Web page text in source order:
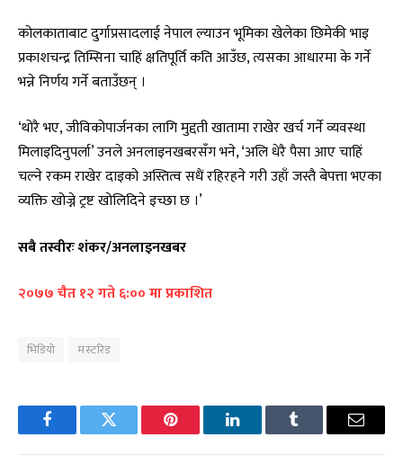
कोलकाताबाट दुर्गाप्रसादलाई नेपाल ल्याउन भूमिका खेलेका छिमेकी भाइ
प्रकाशचन्द्र तिम्सिना चाहिं क्षतिपूर्ति कति आउँछ, त्यसका आधारमा के गर्ने
भन्ने निर्णय गर्ने बताउँछन् ।
‘थोरै भए, जीविकोपार्जनका लागि मुद्दती खातामा राखेर खर्च गर्ने व्यवस्था
मिलाइदिनुपर्ला’ उनले अनलाइनखबरसँग भने, ‘अलि धेरै पैसा आए चाहिं
चल्ने रकम राखेर दाइको अस्तित्व सधैं रहिरहने गरी उहाँ जस्तै बेपत्ता भएका
व्यक्ति खोज्ने ट्रष्ट खोलिदिने इच्छा छ ।’
सबै तस्वीरः शंकर/अनलाइनखबर
२०७७ चैत १२ गते ६:०० मा प्रकाशित
भिडियो मस्टरिड
FacebookTwitter Pinterest LinkedInTumblr Email